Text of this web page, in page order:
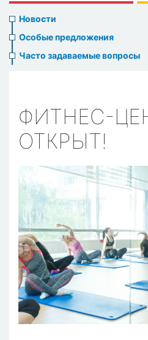
News
menu
Новости
Особые предложения
Часто задаваемые вопросы
ФИТНЕС-
ОТКРЫТ!